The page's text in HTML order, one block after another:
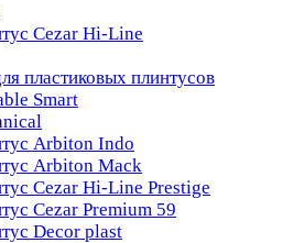
Cezar Hi-Line
пластиковых плинтусов
Smart
Arbiton Indo
Arbiton Mack
Cezar Hi-Line Prestige
Cezar Premium 59
Decor plast